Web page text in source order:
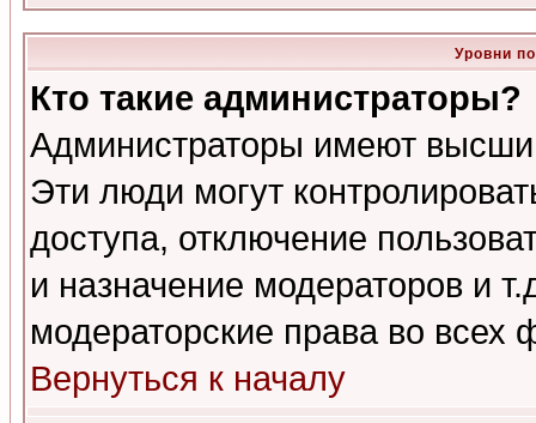
Уровни
Кто такие администраторы?
Администраторы имеют
Эти люди могут
доступа, отключение
и назначение модераторов и
модераторские права во всех
Вернуться к началу